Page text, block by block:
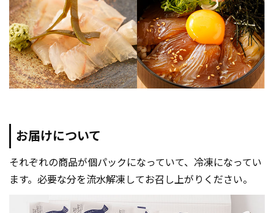
お届けについて
それぞれの商品が個パックになっていて、冷凍になってい
ます。必要な分を流水解凍してお召し上がりください。